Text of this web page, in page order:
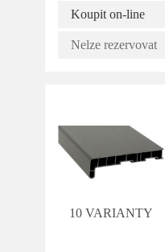
Koupit on-line
Nelze rezervovat
10 VARIANTY